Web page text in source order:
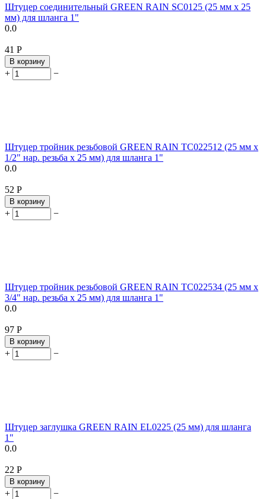
Штуцер соединительный GREEN RAIN SC0125 (25 мм x 25
мм) для шланга 1"
0.0
‍41‍ Р
В корзину
+ −
Штуцер тройник резьбовой GREEN RAIN TC022512 (25 мм x
1/2" нар. резьба x 25 мм) для шланга 1"
0.0
‍52‍ Р
В корзину
+ −
Штуцер тройник резьбовой GREEN RAIN TC022534 (25 мм x
3/4" нар. резьба x 25 мм) для шланга 1"
0.0
‍97‍ Р
В корзину
+ −
Штуцер заглушка GREEN RAIN EL0225 (25 мм) для шланга
1"
0.0
‍22‍ Р
В корзину
+
−